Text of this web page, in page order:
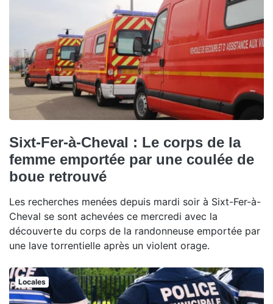
Sixt-Fer-à-Cheval : Le corps de la
femme emportée par une coulée de
boue retrouvé
Les recherches menées depuis mardi soir à Sixt-Fer-à-
Cheval se sont achevées ce mercredi avec la
découverte du corps de la randonneuse emportée par
une lave torrentielle après un violent orage.
Locales